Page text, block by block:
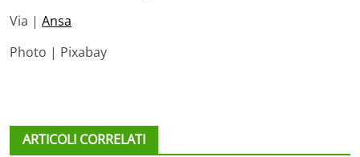
Via | Ansa
Photo | Pixabay
ARTICOLI CORRELATI